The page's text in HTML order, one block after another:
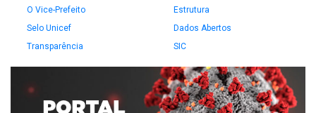
O Vice-Prefeito
Estrutura
Selo Unicef
Dados Abertos
Transparência
SIC